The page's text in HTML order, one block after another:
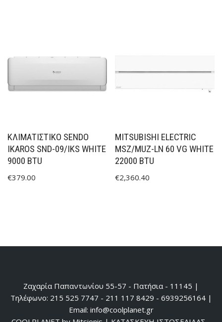
ΚΛΙΜΑΤΙΣΤΙΚΟ SENDO
IKAROS SND-09/IKS WHITE
9000 BTU
€379.00
MITSUBISHI ELECTRIC
MSZ/MUZ-LN 60 VG WHITE
22000 BTU
€2,360.40
Ζαχαρία Παπαντωνίου 55-57 - Πατήσια - 11145 |
Τηλέφωνο: 215 525 7747 - 211 117 8429 - 6939256164 |
Email: info@coolplanet.gr